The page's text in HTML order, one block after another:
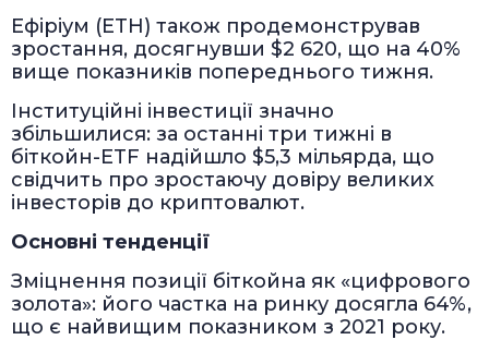
Ефіріум (ETH) також продемонстрував
зростання, досягнувши $2 620, що на 40%
вище показників попереднього тижня.
Інституційні інвестиції значно
збільшилися: за останні три тижні в
біткойн-ETF надійшло $5,3 мільярда, що
свідчить про зростаючу довіру великих
інвесторів до криптовалют.
Основні тенденції
Зміцнення позиції біткойна як «цифрового
золота»: його частка на ринку досягла 64%,
що є найвищим показником з 2021 року.